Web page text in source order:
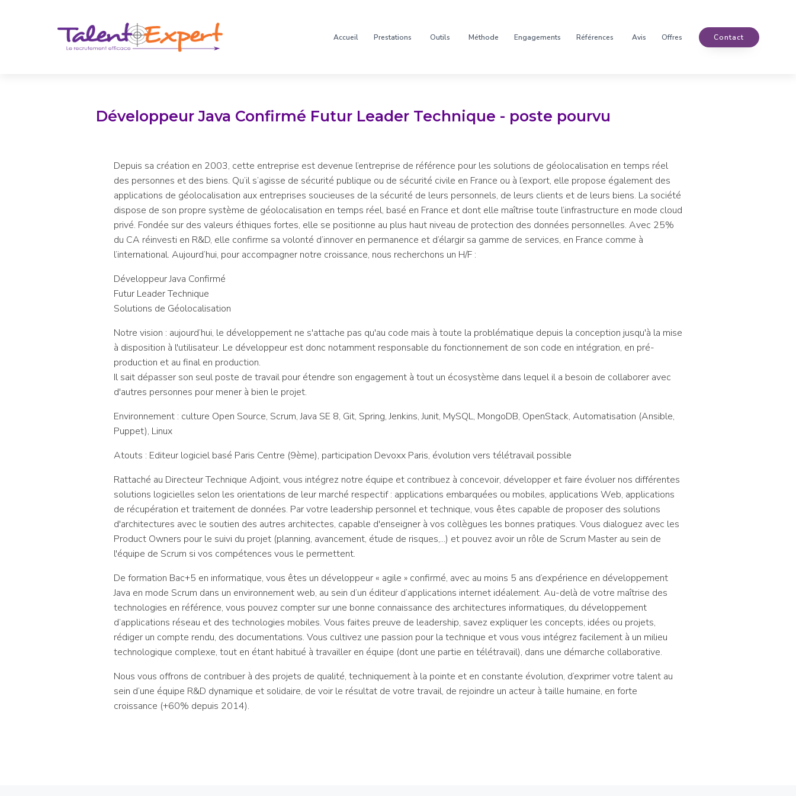
Accueil Prestations Outils Méthode Engagements Références Avis Offres Contact
Développeur Java Confirmé Futur Leader Technique - poste pourvu
Depuis sa création en 2003, cette entreprise est devenue l’entreprise de référence pour les solutions de géolocalisation en temps réel
des personnes et des biens. Qu’il s’agisse de sécurité publique ou de sécurité civile en France ou à l’export, elle propose également des
applications de géolocalisation aux entreprises soucieuses de la sécurité de leurs personnels, de leurs clients et de leurs biens. La société
dispose de son propre système de géolocalisation en temps réel, basé en France et dont elle maîtrise toute l’infrastructure en mode cloud
privé. Fondée sur des valeurs éthiques fortes, elle se positionne au plus haut niveau de protection des données personnelles. Avec 25%
du CA réinvesti en R&D, elle confirme sa volonté d’innover en permanence et d’élargir sa gamme de services, en France comme à
l’international. Aujourd’hui, pour accompagner notre croissance, nous recherchons un H/F :
Développeur Java Confirmé
Futur Leader Technique
Solutions de Géolocalisation
Notre vision : aujourd’hui, le développement ne s'attache pas qu'au code mais à toute la problématique depuis la conception jusqu'à la mise
à disposition à l'utilisateur. Le développeur est donc notamment responsable du fonctionnement de son code en intégration, en pré-
production et au final en production.
Il sait dépasser son seul poste de travail pour étendre son engagement à tout un écosystème dans lequel il a besoin de collaborer avec
d'autres personnes pour mener à bien le projet.
Environnement : culture Open Source, Scrum, Java SE 8, Git, Spring, Jenkins, Junit, MySQL, MongoDB, OpenStack, Automatisation (Ansible,
Puppet), Linux
Atouts : Editeur logiciel basé Paris Centre (9ème), participation Devoxx Paris, évolution vers télétravail possible
Rattaché au Directeur Technique Adjoint, vous intégrez notre équipe et contribuez à concevoir, développer et faire évoluer nos différentes
solutions logicielles selon les orientations de leur marché respectif : applications embarquées ou mobiles, applications Web, applications
de récupération et traitement de données. Par votre leadership personnel et technique, vous êtes capable de proposer des solutions
d'architectures avec le soutien des autres architectes, capable d'enseigner à vos collègues les bonnes pratiques. Vous dialoguez avec les
Product Owners pour le suivi du projet (planning, avancement, étude de risques,...) et pouvez avoir un rôle de Scrum Master au sein de
l'équipe de Scrum si vos compétences vous le permettent.
De formation Bac+5 en informatique, vous êtes un développeur « agile » confirmé, avec au moins 5 ans d’expérience en développement
Java en mode Scrum dans un environnement web, au sein d’un éditeur d’applications internet idéalement. Au-delà de votre maîtrise des
technologies en référence, vous pouvez compter sur une bonne connaissance des architectures informatiques, du développement
d’applications réseau et des technologies mobiles. Vous faites preuve de leadership, savez expliquer les concepts, idées ou projets,
rédiger un compte rendu, des documentations. Vous cultivez une passion pour la technique et vous vous intégrez facilement à un milieu
technologique complexe, tout en étant habitué à travailler en équipe (dont une partie en télétravail), dans une démarche collaborative.
Nous vous offrons de contribuer à des projets de qualité, techniquement à la pointe et en constante évolution, d’exprimer votre talent au
sein d’une équipe R&D dynamique et solidaire, de voir le résultat de votre travail, de rejoindre un acteur à taille humaine, en forte
croissance (+60% depuis 2014).